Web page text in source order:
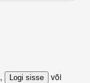
, Logi sisse või